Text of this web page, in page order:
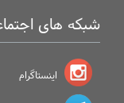
شبکه های
اینستاگرام